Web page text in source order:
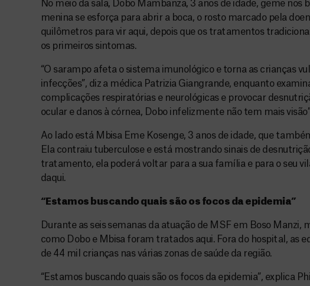
No meio da sala, Dobo Mambanza, 3 anos de idade, geme nos
menina se esforça para abrir a boca, o rosto marcado pela
quilômetros para vir aqui, depois que os tratamentos
os primeiros sintomas.
“O sarampo afeta o sistema imunológico e torna as crianças
infecções”, diz a médica Patrizia Giangrande, enquanto
complicações respiratórias e neurológicas e provocar
ocular e danos à córnea, Dobo infelizmente não tem mais
Ao lado está Mbisa Eme Kosenge, 3 anos de idade, que
Ela contraiu tuberculose e está mostrando sinais de
tratamento, ela poderá voltar para a sua família e para o seu
daqui.
“Estamos buscando quais são os focos da epidemia”
Durante as seis semanas da atuação de MSF em Boso Manzi,
como Dobo e Mbisa foram tratados aqui. Fora do hospital, as
de 44 mil crianças nas várias zonas de saúde da região.
“Estamos buscando quais são os focos da epidemia”, explica